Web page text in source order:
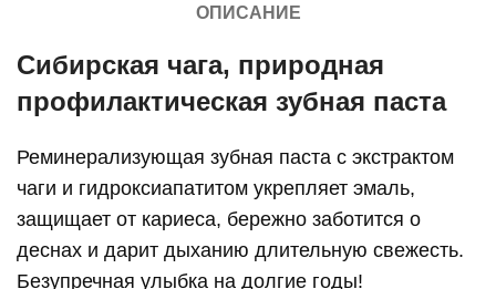
ОПИСАНИЕ
Сибирская чага, природная
профилактическая зубная паста
Реминерализующая зубная паста с экстрактом
чаги и гидроксиапатитом укрепляет эмаль,
защищает от кариеса, бережно заботится о
деснах и дарит дыханию длительную свежесть.
Безупречная улыбка на долгие годы!